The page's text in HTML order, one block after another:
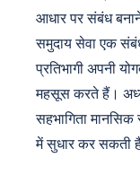
आधार पर संबंध
समुदाय सेवा एक
प्रतिभागी अपनी
महसूस करते हैं।
सहभागिता
में सुधार कर सकती